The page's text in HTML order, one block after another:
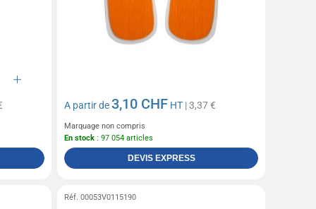
A partir de3,10 CHF HT | 3,37 €
Marquage non compris
En stock : 97 054 articles
DEVIS EXPRESS
Réf. 00053V0115190